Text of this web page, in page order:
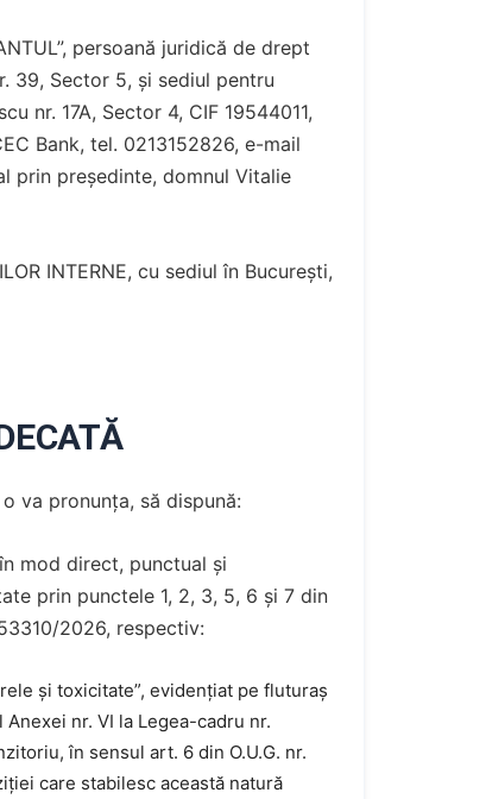
persoană juridică de drept
39, Sector 5, și sediul pentru
nr. 17A, Sector 4, CIF 19544011,
Bank, tel. 0213152826, e-mail
prin președinte, domnul Vitalie
INTERNE, cu sediul în București,
va pronunța, să dispună:
mod direct, punctual și
prin punctele 1, 2, 3, 5, 6 și 7 din
2026, respectiv:
și toxicitate”, evidențiat pe fluturaș
nr. VI la Legea-cadru nr.
în sensul art. 6 din O.U.G. nr.
care stabilesc această natură